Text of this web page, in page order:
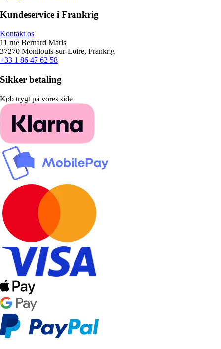
Kundeservice i Frankrig
Kontakt os
11 rue Bernard Maris
37270 Montlouis-sur-Loire, Frankrig
+33 1 86 47 62 58
Sikker betaling
Køb trygt på vores side